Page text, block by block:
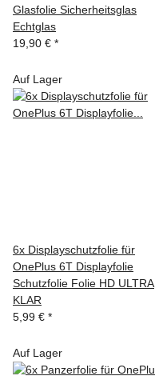
Glasfolie Sicherheitsglas
Echtglas
19,90 € *
Auf Lager
6x Displayschutzfolie für
OnePlus 6T Displayfolie
Schutzfolie Folie HD ULTRA
KLAR
5,99 € *
Auf Lager